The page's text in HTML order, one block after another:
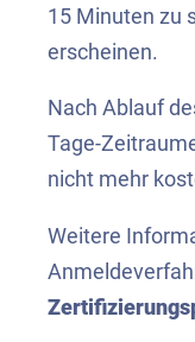
15 Minuten zu
erscheinen.
Nach Ablauf
Tage-
nicht mehr
Weitere